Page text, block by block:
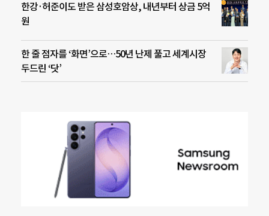
한강·허준이도 받은 삼성호암상, 내년부터 상금 5억
원
한 줄 점자를 ‘화면’으로…50년 난제 풀고 세계시장
두드린 ‘닷’